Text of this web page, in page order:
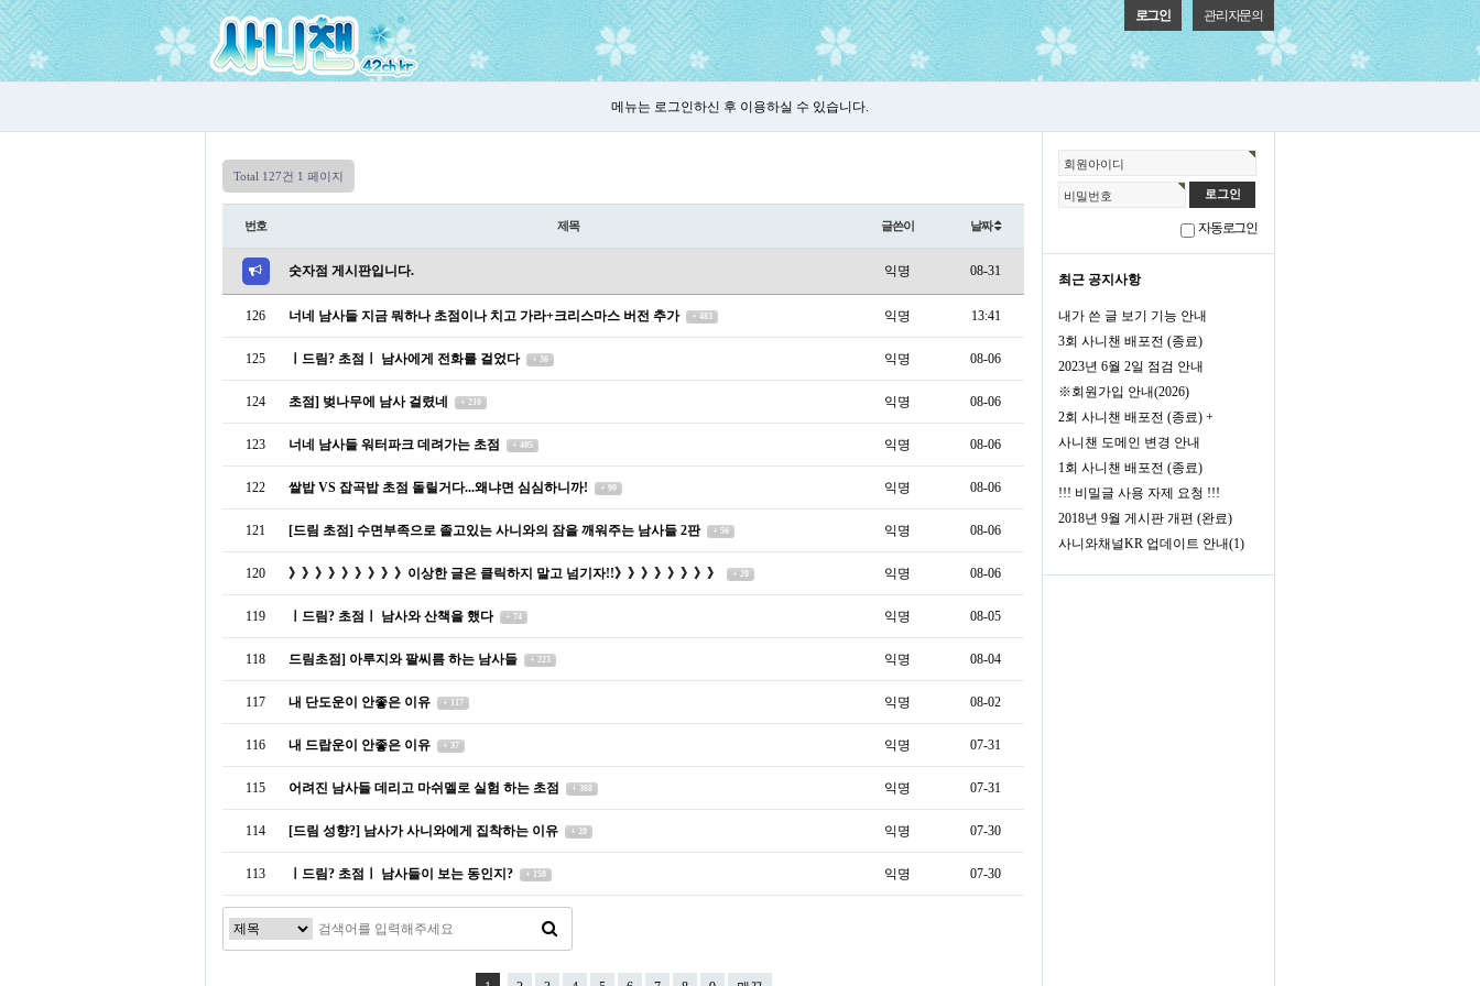
로그인 관리자문의
메뉴는 로그인하신 후 이용하실 수 있습니다.
회원아이디
비밀번호
자동로그인
최근 공지사항
내가 쓴 글 보기 기능 안내
3회 사니챈 배포전 (종료)
2023년 6월 2일 점검 안내
※회원가입 안내(2026)
2회 사니챈 배포전 (종료) +
사니챈 도메인 변경 안내
1회 사니챈 배포전 (종료)
!!! 비밀글 사용 자제 요청 !!!
2018년 9월 게시판 개편 (완료)
사니와채널KR 업데이트 안내(1)
Total 127건 1 페이지
번호 제목 글쓴이 날짜
숫자점 게시판입니다. 익명 08-31
126 너네 남사들 지금 뭐하나 초점이나 치고 가라+크리스마스 버전 추가 + 483 익명 13:41
125 ㅣ드림? 초점ㅣ 남사에게 전화를 걸었다 + 36 익명 08-06
124 초점] 벚나무에 남사 걸렸네 + 210 익명 08-06
123 너네 남사들 워터파크 데려가는 초점 + 405 익명 08-06
122 쌀밥 VS 잡곡밥 초점 돌릴거다...왜냐면 심심하니까! + 90 익명 08-06
121 [드림 초점] 수면부족으로 졸고있는 사니와의 잠을 깨워주는 남사들 2판 + 56 익명 08-06
120 》》》》》》》》》이상한 글은 클릭하지 말고 넘기자!!》》》》》》》》 + 20 익명 08-06
119 ㅣ드림? 초점ㅣ 남사와 산책을 했다 + 74 익명 08-05
118 드림초점] 아루지와 팔씨름 하는 남사들 + 223 익명 08-04
117 내 단도운이 안좋은 이유 + 117 익명 08-02
116 내 드랍운이 안좋은 이유 + 37 익명 07-31
115 어려진 남사들 데리고 마쉬멜로 실험 하는 초점 + 368 익명 07-31
114 [드림 성향?] 남사가 사니와에게 집착하는 이유 + 20 익명 07-30
113 ㅣ드림? 초점ㅣ 남사들이 보는 동인지? + 158 익명 07-30